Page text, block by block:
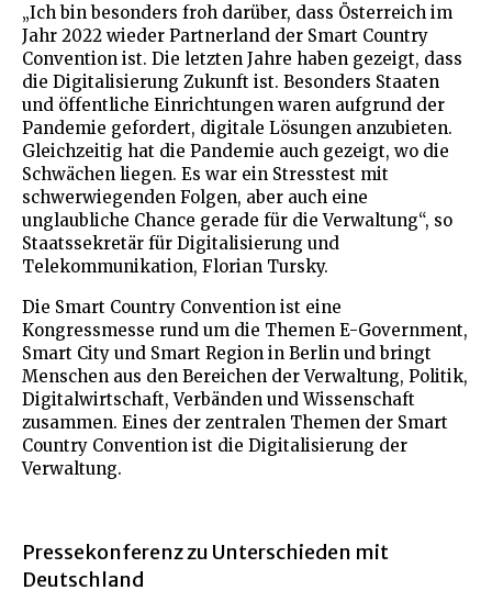
„Ich bin besonders froh darüber, dass Österreich im
Jahr 2022 wieder Partnerland der Smart Country
Convention ist. Die letzten Jahre haben gezeigt, dass
die Digitalisierung Zukunft ist. Besonders Staaten
und öffentliche Einrichtungen waren aufgrund der
Pandemie gefordert, digitale Lösungen anzubieten.
Gleichzeitig hat die Pandemie auch gezeigt, wo die
Schwächen liegen. Es war ein Stresstest mit
schwerwiegenden Folgen, aber auch eine
unglaubliche Chance gerade für die Verwaltung“, so
Staatssekretär für Digitalisierung und
Telekommunikation, Florian Tursky.
Die Smart Country Convention ist eine
Kongressmesse rund um die Themen E-Government,
Smart City und Smart Region in Berlin und bringt
Menschen aus den Bereichen der Verwaltung, Politik,
Digitalwirtschaft, Verbänden und Wissenschaft
zusammen. Eines der zentralen Themen der Smart
Country Convention ist die Digitalisierung der
Verwaltung.
Pressekonferenz zu Unterschieden mit
Deutschland